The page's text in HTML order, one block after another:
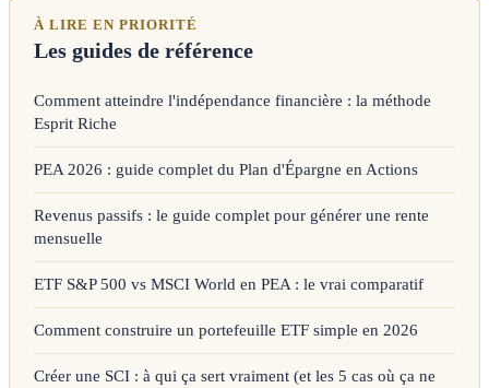
À LIRE EN PRIORITÉ
Les guides de référence
Comment atteindre l'indépendance financière : la méthode
Esprit Riche
PEA 2026 : guide complet du Plan d'Épargne en Actions
Revenus passifs : le guide complet pour générer une rente
mensuelle
ETF S&P 500 vs MSCI World en PEA : le vrai comparatif
Comment construire un portefeuille ETF simple en 2026
Créer une SCI : à qui ça sert vraiment (et les 5 cas où ça ne